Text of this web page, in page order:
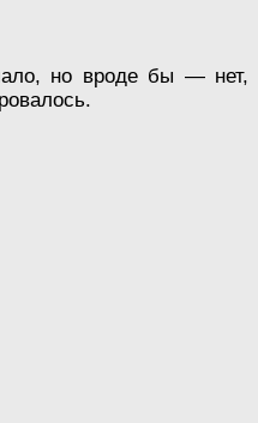
но вроде бы — нет,